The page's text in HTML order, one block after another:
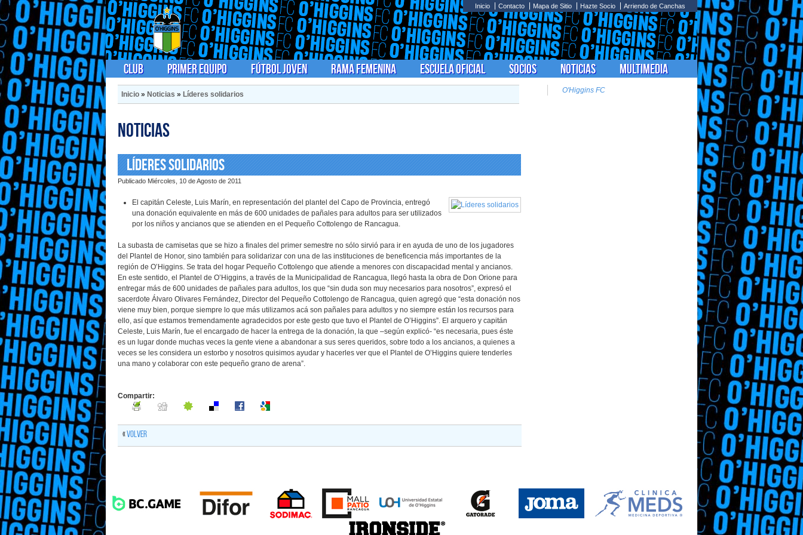
Inicio Contacto Mapa de Sitio Hazte Socio Arriendo de Canchas
Club Primer Equipo Fútbol Joven Rama Femenina Escuela Oficial Socios Noticias Multimedia
Inicio » Noticias » Líderes solidarios
Noticias
Líderes solidarios
Publicado Miércoles, 10 de Agosto de 2011
El capitán Celeste, Luis Marín, en representación del plantel del Capo de Provincia, entregó
una donación equivalente en más de 600 unidades de pañales para adultos para ser utilizados
por los niños y ancianos que se atienden en el Pequeño Cottolengo de Rancagua.
La subasta de camisetas que se hizo a finales del primer semestre no sólo sirvió para ir en ayuda de uno de los jugadores
del Plantel de Honor, sino también para solidarizar con una de las instituciones de beneficencia más importantes de la
región de O’Higgins. Se trata del hogar Pequeño Cottolengo que atiende a menores con discapacidad mental y ancianos.
En este sentido, el Plantel de O’Higgins, a través de la Municipalidad de Rancagua, llegó hasta la obra de Don Orione para
entregar más de 600 unidades de pañales para adultos, los que “sin duda son muy necesarios para nosotros”, expresó el
sacerdote Álvaro Olivares Fernández, Director del Pequeño Cottolengo de Rancagua, quien agregó que “esta donación nos
viene muy bien, porque siempre lo que más utilizamos acá son pañales para adultos y no siempre están los recursos para
ello, así que estamos tremendamente agradecidos por este gesto que tuvo el Plantel de O’Higgins”. El arquero y capitán
Celeste, Luis Marín, fue el encargado de hacer la entrega de la donación, la que –según explicó- “es necesaria, pues éste
es un lugar donde muchas veces la gente viene a abandonar a sus seres queridos, sobre todo a los ancianos, a quienes a
veces se les considera un estorbo y nosotros quisimos ayudar y hacerles ver que el Plantel de O’Higgins quiere tenderles
una mano y colaborar con este pequeño grano de arena”.
Compartir:
«Volver
O'Higgins FC